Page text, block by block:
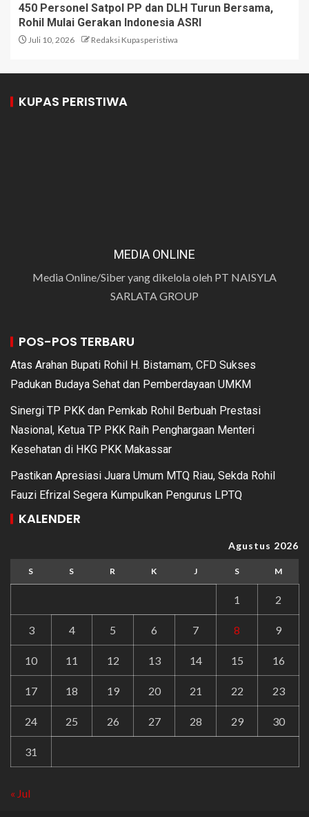
450 Personel Satpol PP dan DLH Turun Bersama,
Rohil Mulai Gerakan Indonesia ASRI
Juli 10, 2026 Redaksi Kupasperistiwa
KUPAS PERISTIWA
MEDIA ONLINE
Media Online/Siber yang dikelola oleh PT NAISYLA
SARLATA GROUP
POS-POS TERBARU
Atas Arahan Bupati Rohil H. Bistamam, CFD Sukses
Padukan Budaya Sehat dan Pemberdayaan UMKM
Sinergi TP PKK dan Pemkab Rohil Berbuah Prestasi
Nasional, Ketua TP PKK Raih Penghargaan Menteri
Kesehatan di HKG PKK Makassar
Pastikan Apresiasi Juara Umum MTQ Riau, Sekda Rohil
Fauzi Efrizal Segera Kumpulkan Pengurus LPTQ
KALENDER
Agustus 2026
S S R K J S M
1 2
3 4 5 6 7 8 9
10 11 12 13 14 15 16
17 18 19 20 21 22 23
24 25 26 27 28 29 30
31
« Jul